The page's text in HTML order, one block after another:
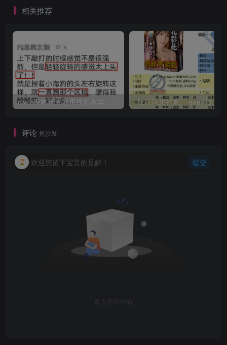
相关推荐
cw小海豹真人使用视频教学，小海豹到底咋用？
评论 抢沙发
欢迎您留下宝贵的见解！ 提交
暂无评论内容